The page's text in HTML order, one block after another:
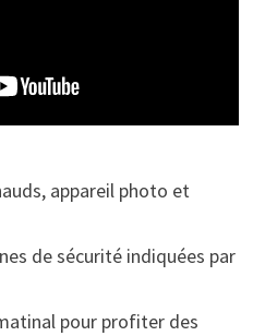
appareil photo et
de sécurité indiquées par
pour profiter des